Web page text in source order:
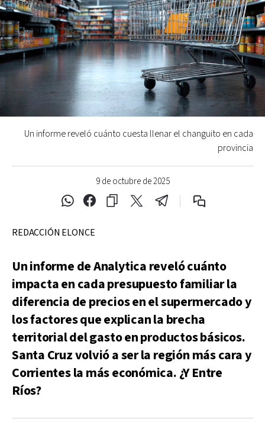
9 de octubre de 2025
Un informe reveló cuánto cuesta llenar el changuito en cada
provincia
REDACCIÓN ELONCE
Un informe de Analytica reveló cuánto
impacta en cada presupuesto familiar la
diferencia de precios en el supermercado y
los factores que explican la brecha
territorial del gasto en productos básicos.
Santa Cruz volvió a ser la región más cara y
Corrientes la más económica. ¿Y Entre
Ríos?